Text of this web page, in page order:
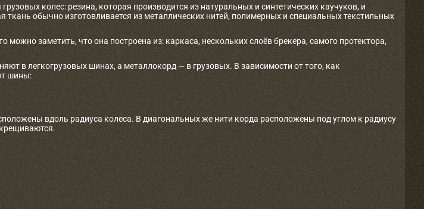
колес: резина, которая производится из натуральных и синтетических каучуков, и
обычно изготовливается из металлических нитей, полимерных и специальных текстильных
можно заметить, что она построена из: каркаса, нескольких слоёв брекера, самого протектора,
в легкогрузовых шинах, а металлокорд — в грузовых. В зависимости от того, как
шины:
вдоль радиуса колеса. В диагональных же нити корда расположены под углом к радиусу